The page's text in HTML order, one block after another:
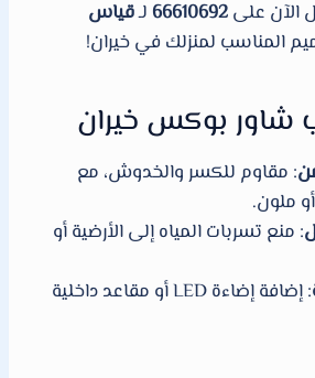
الآن على66610692 لـقياس
المناسب لمنزلك في خيران!
شاور بوكس خيران
: مقاوم للكسر والخدوش، مع
ملون.
: منع تسربات المياه إلى الأرضية أو
: إضافة إضاءة LED أو مقاعد داخلية